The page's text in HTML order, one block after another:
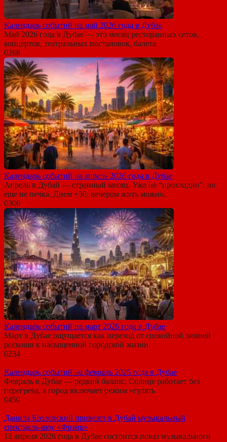
Календарь событий на май 2026 года в Дубае
Май 2026 года в Дубае — это месяц ресторанных сетов,
концертов, театральных постановок, балета
0268
Календарь событий на апрель 2026 года в Дубае
Апрель в Дубай — странный месяц. Уже не “прохладно”, но
еще не печка. Днем +30, вечером жить можно.
0306
Календарь событий на март 2026 года в Дубае
Март в Дубае ощущается как переход от спокойной зимней
роскоши к насыщенной городской жизни.
0234
Календарь событий на февраль 2026 года в Дубае
Февраль в Дубае — редкий баланс. Солнце работает без
перегрева, а город включает режим «гулять
0450
Данила Козловский привезет в Дубай музыкальный
спектакль-шоу «Фрэнк»
12 апреля 2026 года в Дубае состоится показ музыкального